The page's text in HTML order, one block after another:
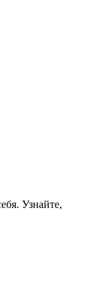
Узнайте,